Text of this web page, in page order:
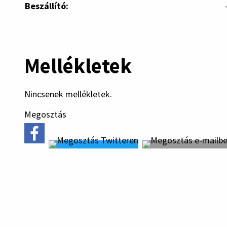
Beszállító:
Mellékletek
Nincsenek mellékletek.
Megosztás